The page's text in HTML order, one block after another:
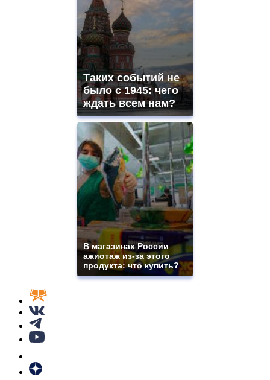
Таких событий не
было с 1945: чего
ждать всем нам?
В магазинах России
ажиотаж из-за этого
продукта: что купить?